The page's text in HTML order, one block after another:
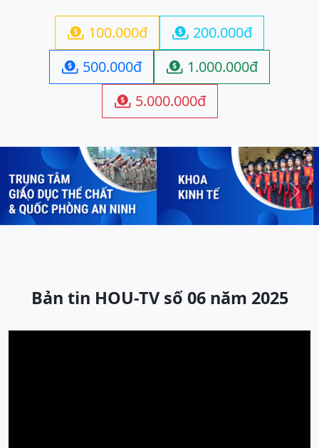
 100.000đ  200.000đ
 500.000đ  1.000.000đ
 5.000.000đ
Previous Next
Bản tin HOU-TV số 06 năm 2025